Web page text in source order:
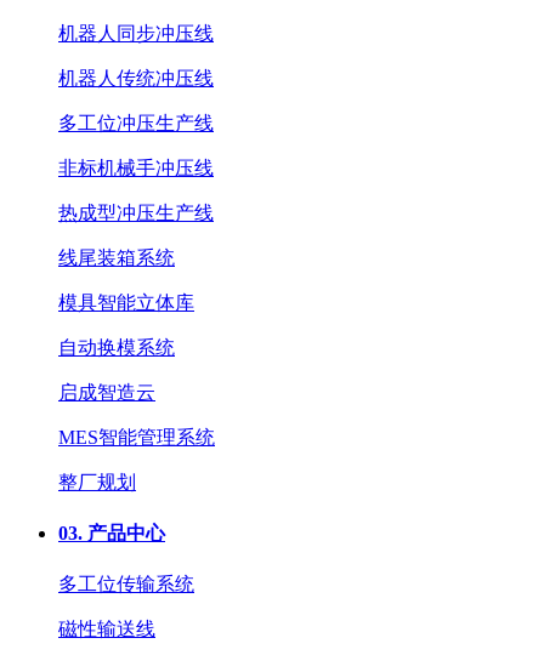
机器人同步冲压线
机器人传统冲压线
多工位冲压生产线
非标机械手冲压线
热成型冲压生产线
线尾装箱系统
模具智能立体库
自动换模系统
启成智造云
MES智能管理系统
整厂规划
03. 产品中心
多工位传输系统
磁性输送线